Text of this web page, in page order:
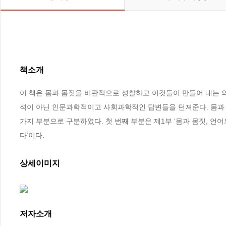
책소개
이 책은 몸과 몸짓을 비판적으로 성찰하고 이것들이 만들어 내는
석이 아닌 인문과학적이고 사회과학적인 답변들을 던져준다. 몸
가지 부분으로 구분하였다. 첫 번째 부분은 제1부 ‘몸과 몸짓, 언
다’이다.
상세이미지
저자소개